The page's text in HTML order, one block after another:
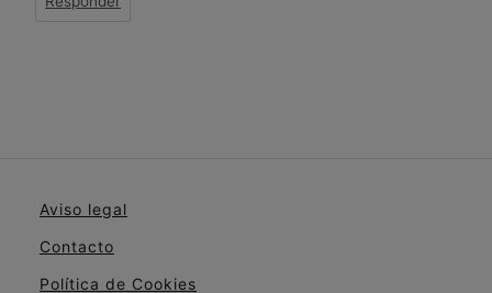
Aviso legal
Contacto
Política de Cookies